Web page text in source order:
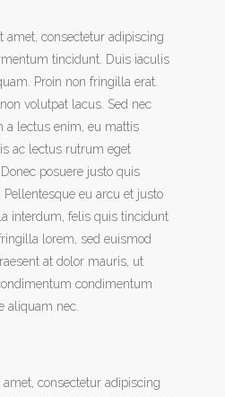
amet, consectetur adipiscing
tincidunt. Duis iaculis
Proin non fringilla erat.
volutpat lacus. Sed nec
a lectus enim, eu mattis
ac lectus rutrum eget
posuere justo quis
eu arcu et justo
interdum, felis quis tincidunt
lorem, sed euismod
at dolor mauris, ut
condimentum
aliquam nec.
amet, consectetur adipiscing